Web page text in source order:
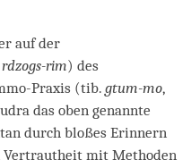
auf der
rdzogs-rim) des
Praxis (tib.gtum-mo,
das oben genannte
durch bloßes Erinnern
mit Methoden